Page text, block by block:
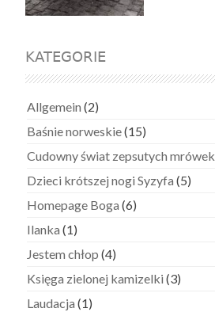
KATEGORIE
Allgemein (2)
Baśnie norweskie(15)
Cudowny świat zepsutych mrówek
Dzieci krótszej nogi Syzyfa (5)
Homepage Boga (6)
Ilanka (1)
Jestem chłop (4)
Księga zielonej kamizelki (3)
Laudacja (1)